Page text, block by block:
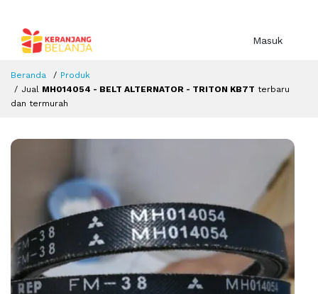
Masuk
Beranda
Produk
Jual MH014054 - BELT ALTERNATOR - TRITON KB7T terbaru
dan termurah